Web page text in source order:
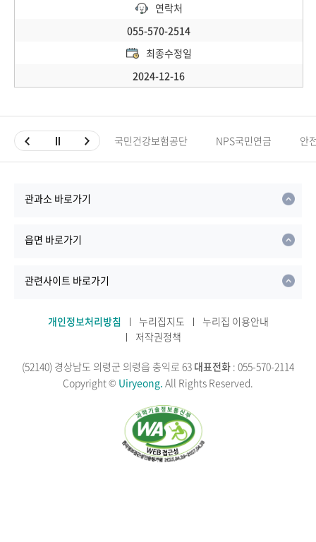
연락처
055-570-2514
최종수정일
2024-12-16
국민건강보험공단 NPS국민연금 안
관과소 바로가기
읍면 바로가기
관련사이트 바로가기
개인정보처리방침 누리집지도
누리집 이용안내
저작권정책
(52140) 경상남도 의령군 의령읍 충익로 63 대표전화 : 055-570-2114
Copyright © Uiryeong. All Rights Reserved.